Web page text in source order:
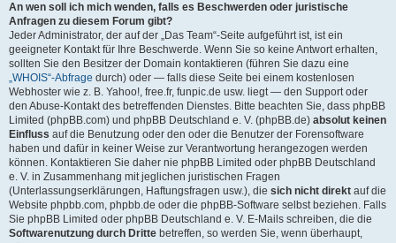
An wen soll ich mich wenden, falls es Beschwerden oder juristische
Anfragen zu diesem Forum gibt?
Jeder Administrator, der auf der „Das Team“-Seite aufgeführt ist, ist ein
geeigneter Kontakt für Ihre Beschwerde. Wenn Sie so keine Antwort erhalten,
sollten Sie den Besitzer der Domain kontaktieren (führen Sie dazu eine
„WHOIS“-Abfrage durch) oder — falls diese Seite bei einem kostenlosen
Webhoster wie z. B. Yahoo!, free.fr, funpic.de usw. liegt — den Support oder
den Abuse-Kontakt des betreffenden Dienstes. Bitte beachten Sie, dass phpBB
Limited (phpBB.com) und phpBB Deutschland e. V. (phpBB.de) absolut keinen
Einfluss auf die Benutzung oder den oder die Benutzer der Forensoftware
haben und dafür in keiner Weise zur Verantwortung herangezogen werden
können. Kontaktieren Sie daher nie phpBB Limited oder phpBB Deutschland
e. V. in Zusammenhang mit jeglichen juristischen Fragen
(Unterlassungserklärungen, Haftungsfragen usw.), die sich nicht direkt auf die
Website phpbb.com, phpbb.de oder die phpBB-Software selbst beziehen. Falls
Sie phpBB Limited oder phpBB Deutschland e. V. E-Mails schreiben, die die
Softwarenutzung durch Dritte betreffen, so werden Sie, wenn überhaupt,